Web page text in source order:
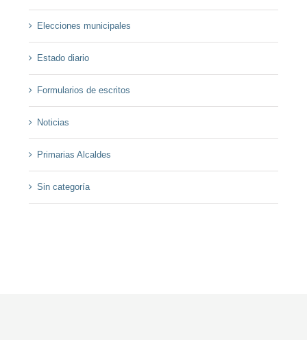
Elecciones municipales
Estado diario
Formularios de escritos
Noticias
Primarias Alcaldes
Sin categoría